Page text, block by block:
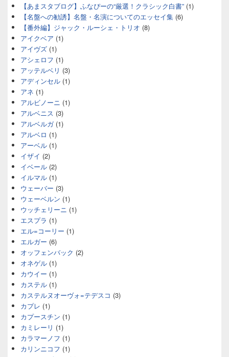
【あまスタブログ】ふなぴーの“厳選！クラシック白書” (1)
【名盤への勧誘】名盤・名演についてのエッセイ集 (6)
【番外編】ジャック・ルーシェ・トリオ (8)
アイクベア (1)
アイヴズ (1)
アシェロフ (1)
アッテルベリ (3)
アディンセル (1)
アネ (1)
アルビノーニ (1)
アルベニス (3)
アルベルガ(1)
アルベロ (1)
アーベル (1)
イザイ (2)
イベール (2)
イルマル (1)
ウェーバー (3)
ウェーベルン (1)
ウッチェリーニ (1)
エスプラ (1)
エル=コーリー (1)
エルガー (6)
オッフェンバック (2)
オネゲル (1)
カウイー (1)
カステル (1)
カステルヌオーヴォ=テデスコ (3)
カプレ (1)
カプースチン (1)
カミレーリ (1)
カラマーノフ (1)
カリンニコフ (1)